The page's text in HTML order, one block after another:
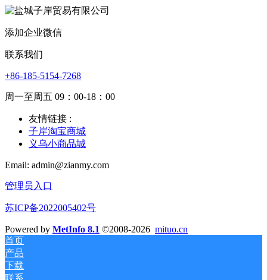
添加企业微信
联系我们
+86-185-5154-7268
周一至周五 09：00-18：00
友情链接 :
子岸淘宝商城
义乌小商品城
Email: admin@zianmy.com
管理员入口
苏ICP备2022005402号
Powered by MetInfo 8.1 ©2008-2026 mituo.cn
首页
产品
下载
联系